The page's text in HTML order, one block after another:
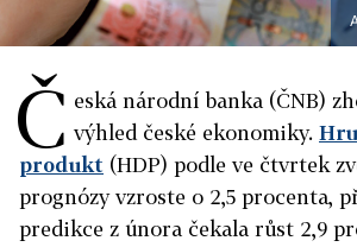
Č eská národní banka (ČNB)
výhled české ekonomiky.
produkt (HDP) podle ve čtvrtek
prognózy vzroste o 2,5 procenta,
predikce z února čekala růst 2,9